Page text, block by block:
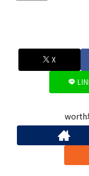
X
worth